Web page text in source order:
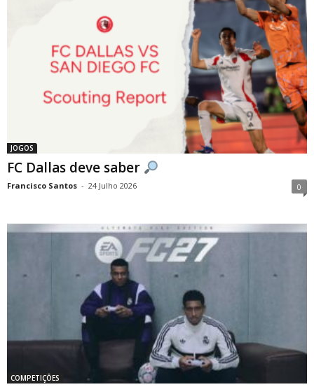
JOGOS
FC Dallas deve saber
Francisco Santos - 24 Julho 2026 0
COMPETIÇÕES